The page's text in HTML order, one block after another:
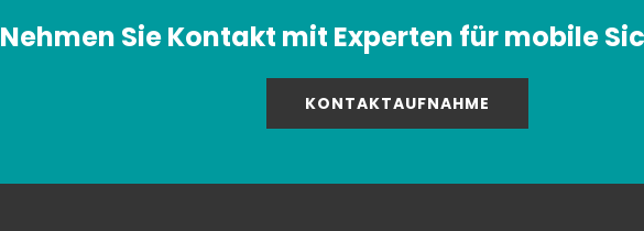
Nehmen Sie Kontakt mit Experten für mobile
KONTAKTAUFNAHME